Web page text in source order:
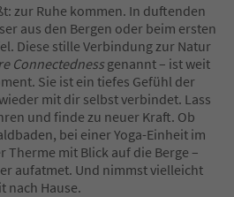
zur Ruhe kommen. In duftenden
aus den Bergen oder beim ersten
Diese stille Verbindung zur Natur
Connectedness genannt – ist weit
Sie ist ein tiefes Gefühl der
mit dir selbst verbindet. Lass
und finde zu neuer Kraft. Ob
bei einer Yoga-Einheit im
mit Blick auf die Berge –
aufatmet. Und nimmst vielleicht
nach Hause.